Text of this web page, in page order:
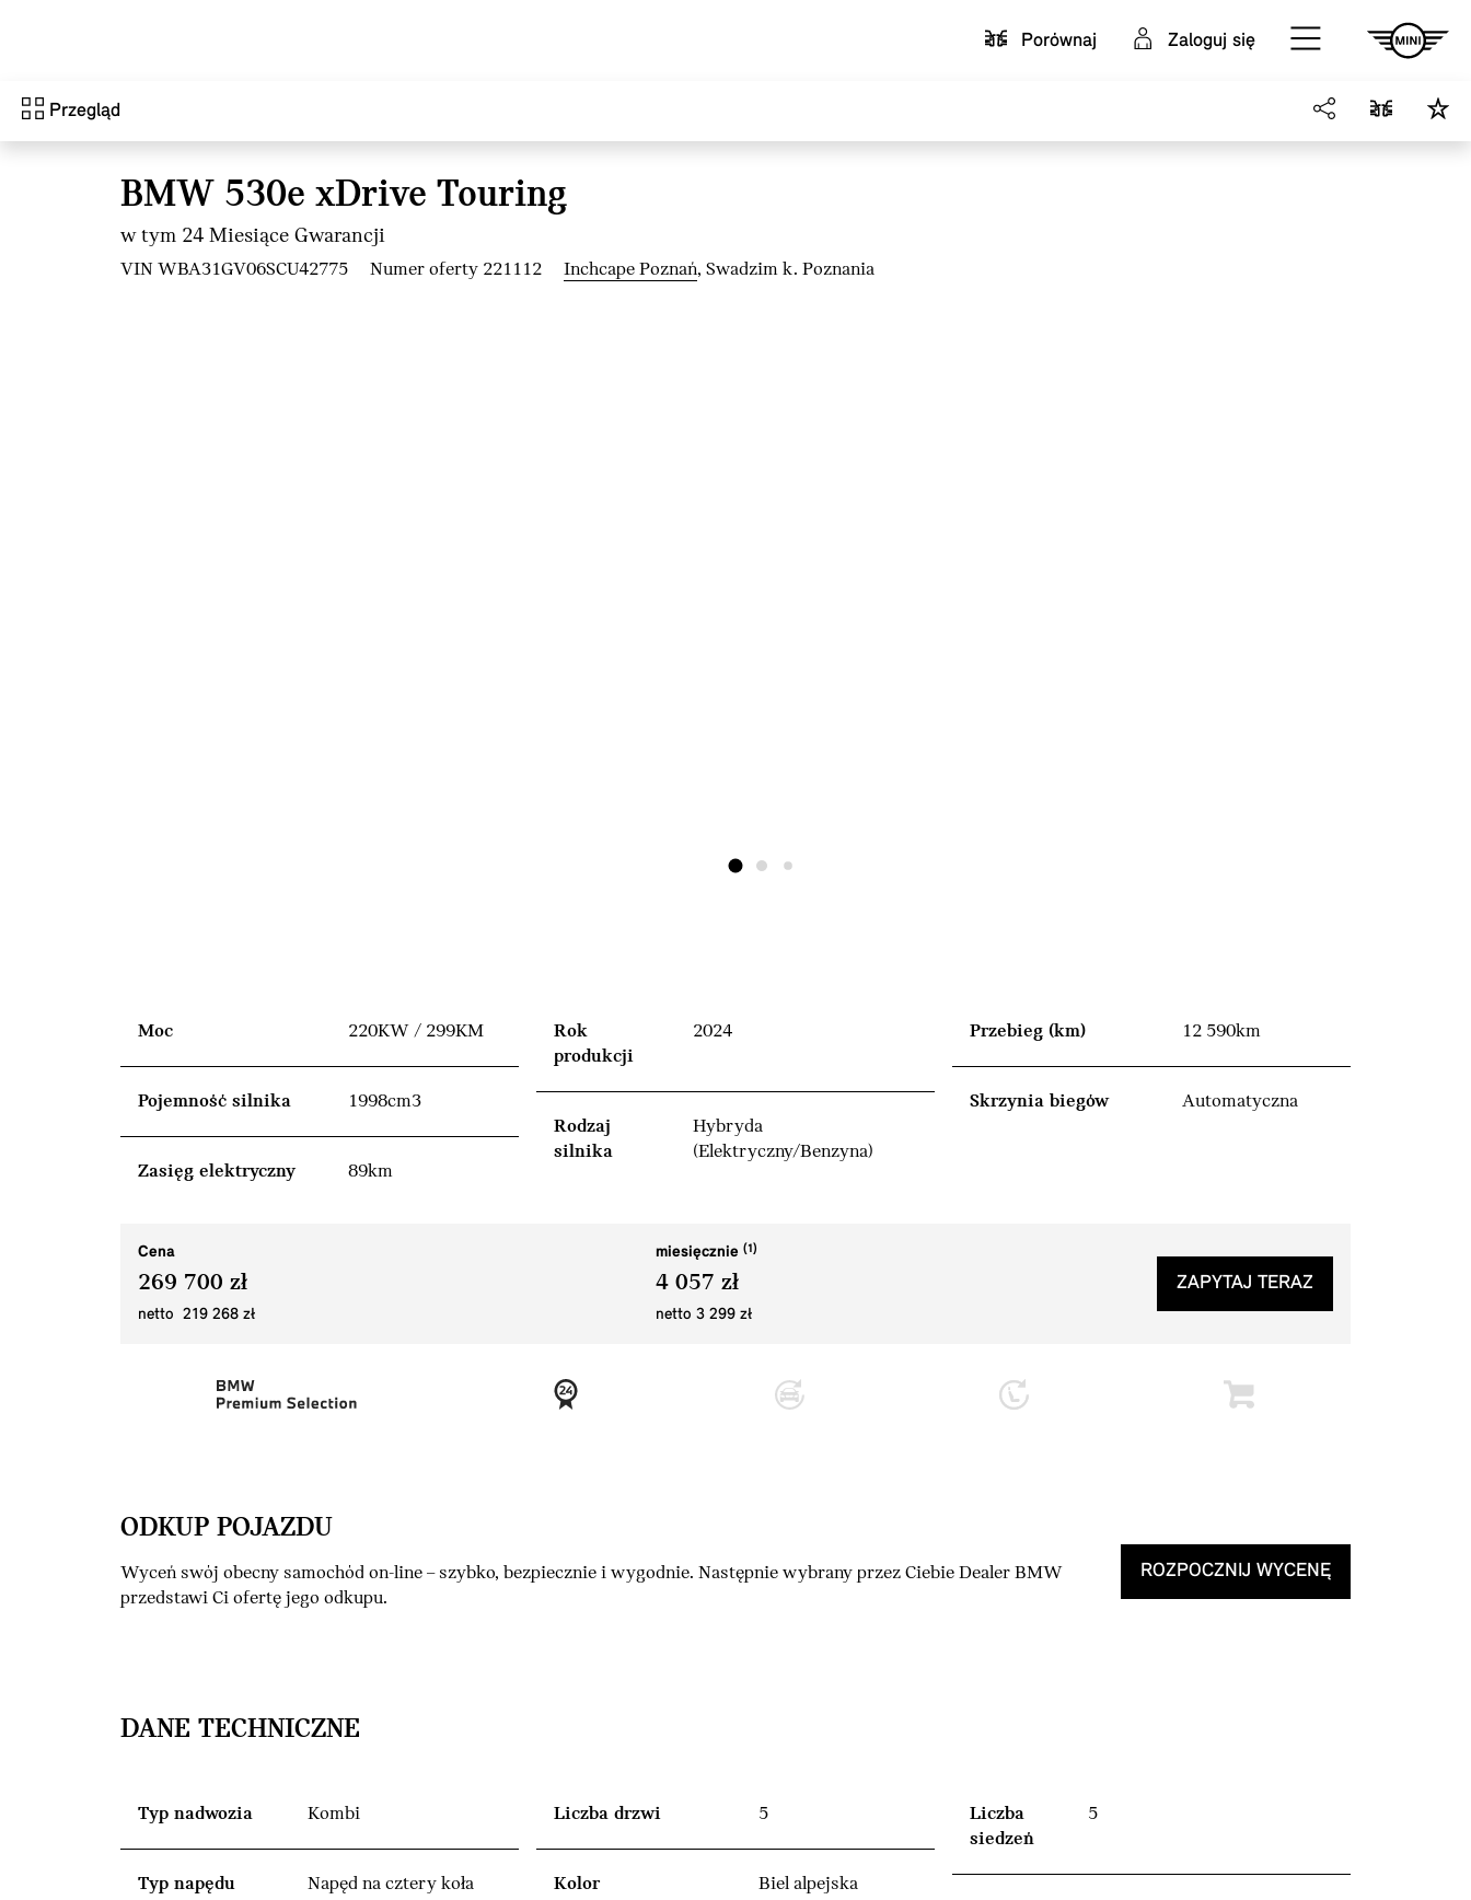
Porównaj
Zaloguj się
Przegląd
BMW 530e xDrive Touring
w tym 24 Miesiące Gwarancji
VIN WBA31GV06SCU42775 Numer oferty 221112 Inchcape Poznań, Swadzim k. Poznania
Moc 220KW / 299KM
Pojemność silnika 1998cm3
Zasięg elektryczny 89km
Rok
produkcji
2024
Rodzaj
silnika
Hybryda
(Elektryczny/Benzyna)
Przebieg (km) 12 590km
Skrzynia biegów Automatyczna
Cena
269 700 zł
netto 219 268 zł
miesięcznie
4 057 zł
netto 3 299 zł
ZAPYTAJ TERAZ
ODKUP POJAZDU
Wyceń swój obecny samochód on-line – szybko, bezpiecznie i wygodnie. Następnie wybrany przez Ciebie Dealer BMW
przedstawi Ci ofertę jego odkupu.
ROZPOCZNIJ WYCENĘ
DANE TECHNICZNE
Typ nadwozia Kombi
Typ napędu Napęd na cztery koła
Liczba drzwi 5
Kolor Biel alpejska
Liczba
siedzeń
5